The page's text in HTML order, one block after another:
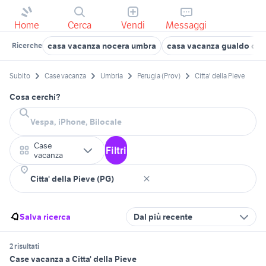
Home Cerca Vendi Messaggi
Ricerche casa vacanza nocera umbra casa vacanza gualdo
Subito Case vacanza Umbria Perugia (Prov) Citta' della Pieve
Cosa cerchi?
Case
vacanza
Filtri
Salva ricerca Dal più recente
2 risultati
Case vacanza a Citta' della Pieve